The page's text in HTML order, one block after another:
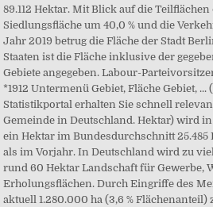
89.112 Hektar. Mit Blick auf die
Siedlungsfläche um 40,0 % und die
Jahr 2019 betrug die Fläche der Stadt
Staaten ist die Fläche inklusive der
Gebiete angegeben. Labour-
*1912 Untermenü Gebiet, Fläche Gebiet,
Statistikportal erhalten Sie schnell
Gemeinde in Deutschland. Hektar) wird
ein Hektar im Bundesdurchschnitt 25.485
als im Vorjahr. In Deutschland wird zu
rund 60 Hektar Landschaft für Gewerbe,
Erholungsflächen. Durch Eingriffe des
aktuell 1.280.000 ha (3,6 % Flächenanteil)